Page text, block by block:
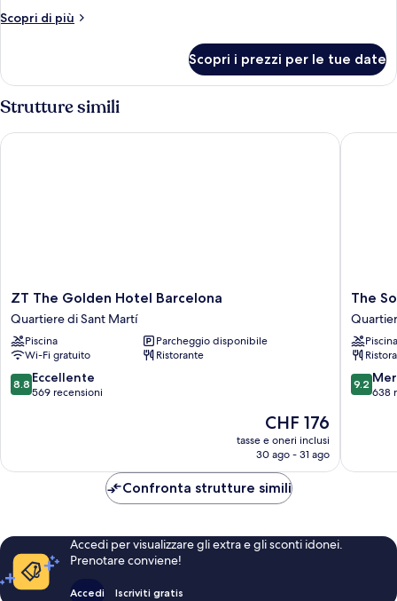
Scopri di più
Altri
Scopri i prezzi per le tue date
Strutture simili
ZT
The
Golden
Hotel
Barcelona
Quartiere
di
ZT The Golden Hotel Barcelona
Quartiere di Sant Martí
Piscina
Parcheggio disponibile
Wi-Fi gratuito
Ristorante
8.8
su
8.8 Eccellente
569 recensioni
Il
prezzo
attuale
CHF 176
CHF 176
tasse e oneri inclusi
30 ago - 31 ago
ZT The Golden Hotel Barcelona
The
Social
Hub
di
The
Piscina
9.2
su
9.2
638
The
Confronta strutture simili
Accedi per visualizzare gli extra e gli sconti idonei.
Prenotare conviene!
Accedi Iscriviti gratis